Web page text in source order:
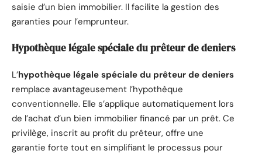
saisie d’un bien immobilier. Il facilite la gestion des
garanties pour l’emprunteur.
Hypothèque légale spéciale du prêteur de deniers
L’hypothèque légale spéciale du prêteur de deniers
remplace avantageusement l’hypothèque
conventionnelle. Elle s’applique automatiquement lors
de l’achat d’un bien immobilier financé par un prêt. Ce
privilège, inscrit au profit du prêteur, offre une
garantie forte tout en simplifiant le processus pour